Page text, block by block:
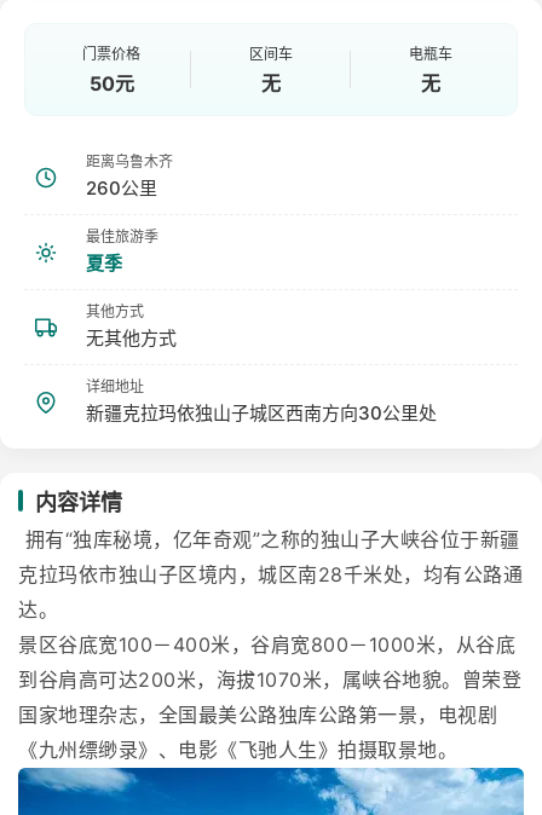
门票价格
50元
区间车
无
电瓶车
无
距离乌鲁木齐
260公里
最佳旅游季
夏季
其他方式
无其他方式
详细地址
新疆克拉玛依独山子城区西南方向30公里处
内容详情
拥有“独库秘境，亿年奇观”之称的独山子大峡谷位于新疆
克拉玛依市独山子区境内，城区南28千米处，均有公路通
达。
景区谷底宽100－400米，谷肩宽800－1000米，从谷底
到谷肩高可达200米，海拔1070米，属峡谷地貌。曾荣登
国家地理杂志，全国最美公路独库公路第一景，电视剧
《九州缥缈录》、电影《飞驰人生》拍摄取景地。